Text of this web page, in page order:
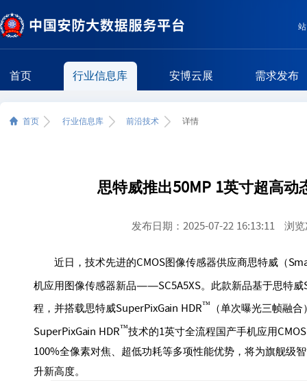
首页 行业信息库 安博云展 需求发布
首页 行业信息库 前沿技术 详情
思特威推出50MP 1英寸超高动
发布日期：2025-07-22 16:13:11 浏览
近日，技术先进的CMOS图像传感器供应商思特威（
机应用图像传感器新品——SC5A5XS。此款新品基于思特
程，并搭载思特威SuperPixGain HDR™（单次曝光三帧融合
SuperPixGain HDR™技术的1英寸全流程国产手机应用
100%全像素对焦、超低功耗等多项性能优势，将为旗舰级
升新高度。